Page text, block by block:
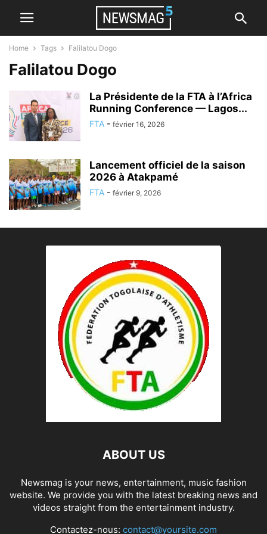
Home Tags Falilatou Dogo
Falilatou Dogo
La Présidente de la FTA à l’Africa
Running Conference — Lagos...
FTA - février 16, 2026
Lancement officiel de la saison
2026 à Atakpamé
FTA - février 9, 2026
ABOUT US
Newsmag is your news, entertainment, music fashion
website. We provide you with the latest breaking news and
videos straight from the entertainment industry.
Contactez-nous: contact@yoursite.com